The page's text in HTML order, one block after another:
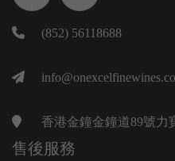
(852) 56118688
香港金鐘金鐘道89號力
售後服務